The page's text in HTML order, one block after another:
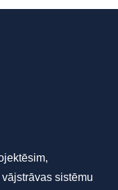
sistēmu